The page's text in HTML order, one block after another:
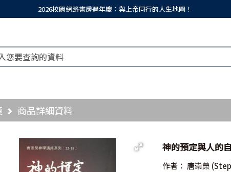
2026校園網路書房週年慶：與上帝同行的人生地圖！
商品詳細資料
神的預定與人的
作者： 唐崇榮